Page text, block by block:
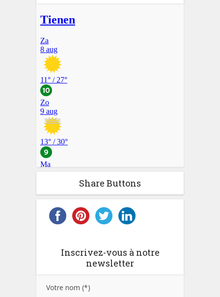
Share Buttons
Inscrivez-vous à notre
newsletter
Votre nom (*)